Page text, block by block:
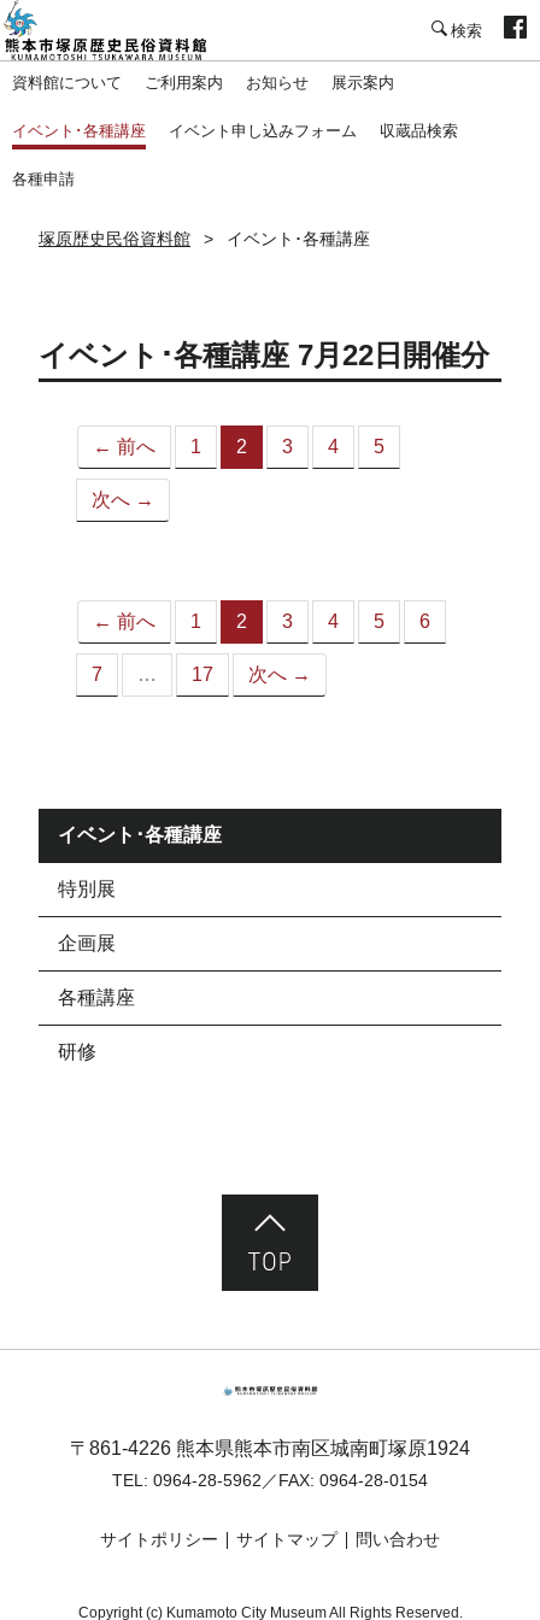
資料館について ご利用案内 お知らせ 展示案内
イベント･各種講座 イベント申し込みフォーム 収蔵品検索
各種申請
塚原歴史民俗資料館 イベント･各種講座
イベント･各種講座 7月22日開催分
← 前へ 1 2
（こ
3 4 5
次へ →
← 前へ 1 2
（こ
の
ペ
3 4 5 6
7 … 17 次へ →
イベント･各種講座
特別展
企画展
各種講座
研修
〒861-4226 熊本県熊本市南区城南町塚原1924
TEL: 0964-28-5962 ／FAX: 0964-28-0154
サイトポリシー サイトマップ 問い合わせ
Copyright (c) Kumamoto City Museum All Rights Reserved.